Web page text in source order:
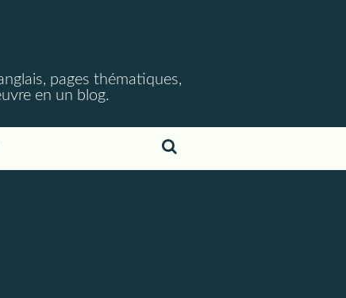
pages thématiques,
en un blog.